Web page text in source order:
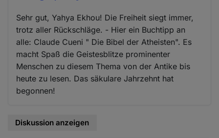
Sehr gut, Yahya Ekhou! Die Freiheit siegt immer,
trotz aller Rückschläge. - Hier ein Buchtipp an
alle: Claude Cueni " Die Bibel der Atheisten". Es
macht Spaß die Geistesblitze prominenter
Menschen zu diesem Thema von der Antike bis
heute zu lesen. Das säkulare Jahrzehnt hat
begonnen!
Diskussion anzeigen